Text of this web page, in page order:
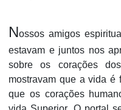
Nossos amigos
estavam e juntos nos
sobre os corações
mostravam que a vida é
que os corações